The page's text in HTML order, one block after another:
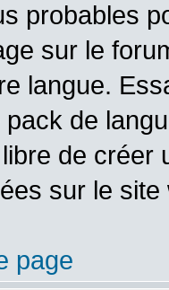
probables
sur le
langue.
de
de créer
sur le
page